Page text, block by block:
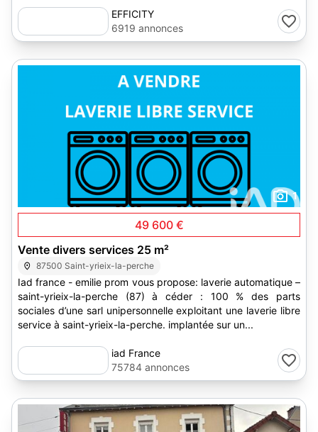
EFFICITY
6919 annonces
1
49 600 €
Vente divers services 25 m²
87500 Saint-yrieix-la-perche
Iad france - emilie prom vous propose: laverie automatique –
saint-yrieix-la-perche (87) à céder : 100 % des parts
sociales d’une sarl unipersonnelle exploitant une laverie libre
service à saint-yrieix-la-perche. implantée sur un...
iad France
75784 annonces